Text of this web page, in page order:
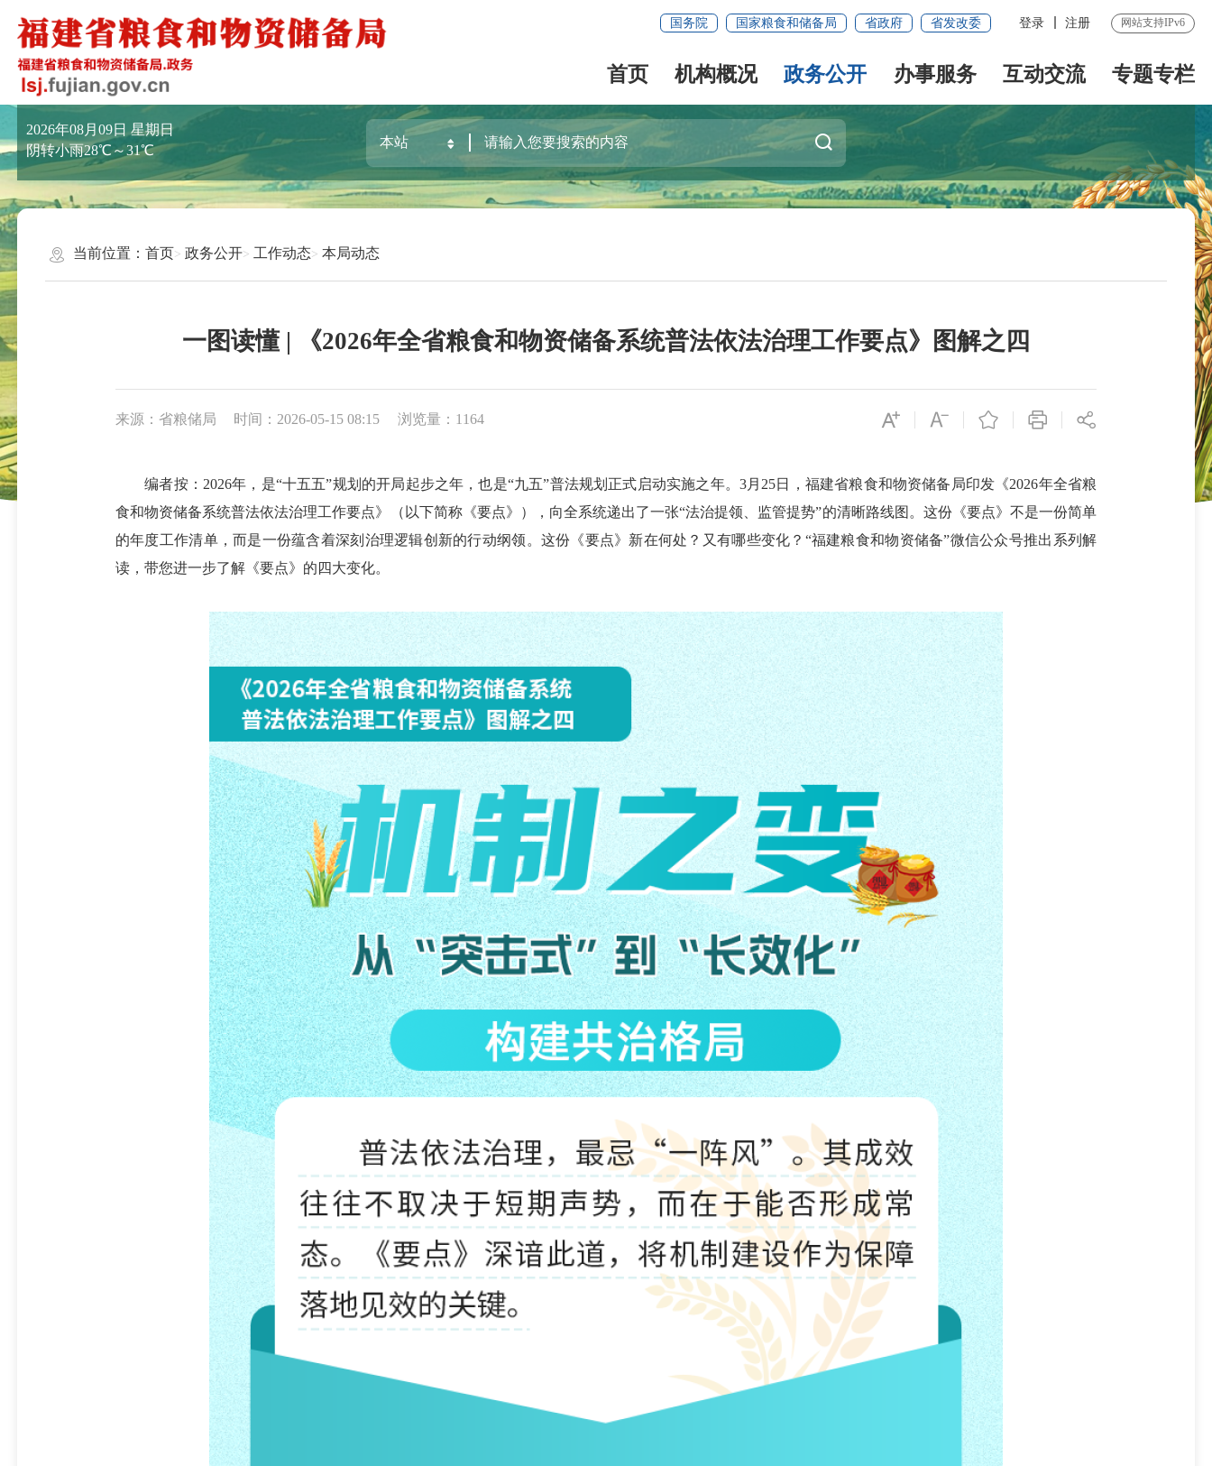
国务院 国家粮食和储备局 省政府 省发改委 登录 注册 网站支持IPv6
首页 机构概况 政务公开 办事服务 互动交流 专题专栏
2026年08月09日 星期日
阴转小雨28℃～31℃
当前位置： 首页 政务公开 工作动态 本局动态
一图读懂 | 《2026年全省粮食和物资储备系统普法依法治理工作要点》图解之四
来源：省粮储局 时间：2026-05-15 08:15 浏览量：1164
编者按：2026年，是“十五五”规划的开局起步之年，也是“九五”普法规划正式启动实施之年。3月25日，福建省粮食和物资储备局印发《2026年全省粮
食和物资储备系统普法依法治理工作要点》（以下简称《要点》），向全系统递出了一张“法治提领、监管提势”的清晰路线图。这份《要点》不是一份简单
的年度工作清单，而是一份蕴含着深刻治理逻辑创新的行动纲领。这份《要点》新在何处？又有哪些变化？“福建粮食和物资储备”微信公众号推出系列解
读，带您进一步了解《要点》的四大变化。